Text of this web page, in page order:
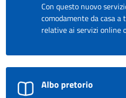
Con questo nuovo
comodamente da casa
relative ai servizi online
Albo pretorio